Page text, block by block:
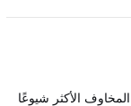
الأكثر شيوعًا